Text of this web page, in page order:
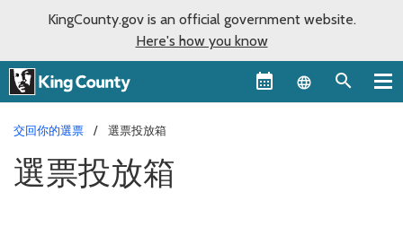
KingCounty.gov is an official government website.
Here's how you know
Language
交回你的選票 選票投放箱
選票投放箱